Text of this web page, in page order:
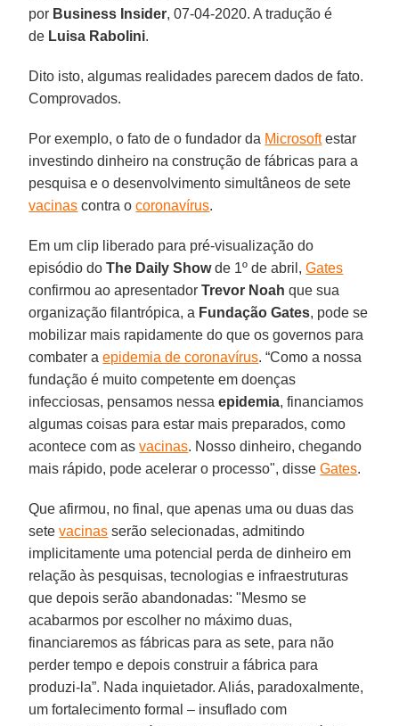
por Business Insider, 07-04-2020. A tradução é
de Luisa Rabolini.
Dito isto, algumas realidades parecem dados de fato.
Comprovados.
Por exemplo, o fato de o fundador da Microsoftestar
investindo dinheiro na construção de fábricas para a
pesquisa e o desenvolvimento simultâneos de sete
vacinas contra ocoronavírus.
Em um clip liberado para pré-visualização do
episódio doThe Daily Showde 1º de abril,Gates
confirmou ao apresentadorTrevor Noah que sua
organização filantrópica, a Fundação Gates, pode se
mobilizar mais rapidamente do que os governos para
combater aepidemia de coronavírus. “Como a nossa
fundação é muito competente em doenças
infecciosas, pensamos nessaepidemia, financiamos
algumas coisas para estar mais preparados, como
acontece com asvacinas. Nosso dinheiro, chegando
mais rápido, pode acelerar o processo", disseGates.
Que afirmou, no final, que apenas uma ou duas das
setevacinas serão selecionadas, admitindo
implicitamente uma potencial perda de dinheiro em
relação às pesquisas, tecnologias e infraestruturas
que depois serão abandonadas: "Mesmo se
acabarmos por escolher no máximo duas,
financiaremos as fábricas para as sete, para não
perder tempo e depois construir a fábrica para
produzi-la”. Nada inquietador. Aliás, paradoxalmente,
um fortalecimento formal – insuflado com